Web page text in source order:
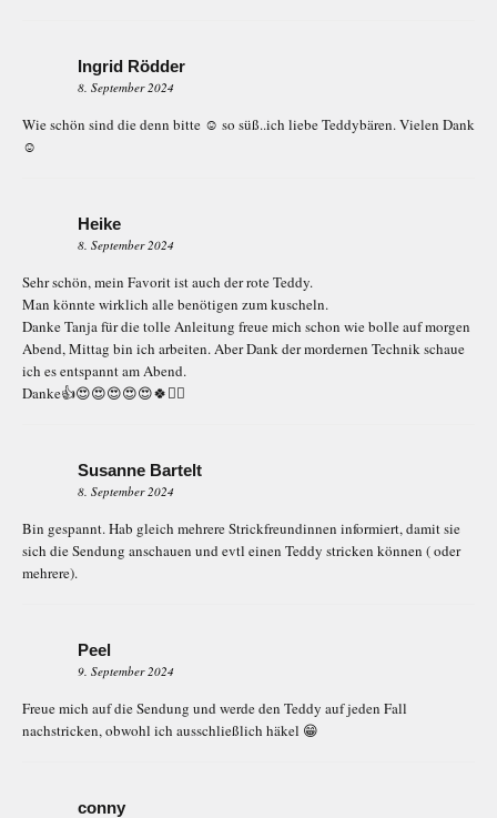
Ingrid Rödder
8. September 2024
Wie schön sind die denn bitte ☺️ so süß..ich liebe Teddybären. Vielen Dank
☺️
Heike
8. September 2024
Sehr schön, mein Favorit ist auch der rote Teddy.
Man könnte wirklich alle benötigen zum kuscheln.
Danke Tanja für die tolle Anleitung freue mich schon wie bolle auf morgen
Abend, Mittag bin ich arbeiten. Aber Dank der mordernen Technik schaue
ich es entspannt am Abend.
Danke👍😍😍😍😍😍🍀🙋‍♀️
Susanne Bartelt
8. September 2024
Bin gespannt. Hab gleich mehrere Strickfreundinnen informiert, damit sie
sich die Sendung anschauen und evtl einen Teddy stricken können ( oder
mehrere).
Peel
9. September 2024
Freue mich auf die Sendung und werde den Teddy auf jeden Fall
nachstricken, obwohl ich ausschließlich häkel 😁
conny